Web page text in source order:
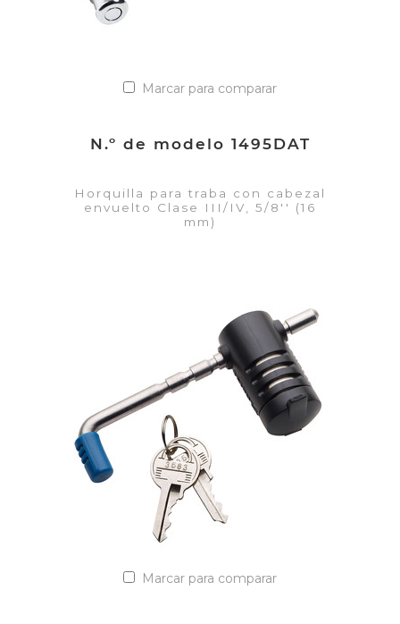
Marcar para comparar
N.º de modelo 1495DAT
Horquilla para traba con cabezal
envuelto Clase III/IV, 5/8'' (16
mm)
VER DETALLES
Añadir a la lista de cotización
Marcar para comparar